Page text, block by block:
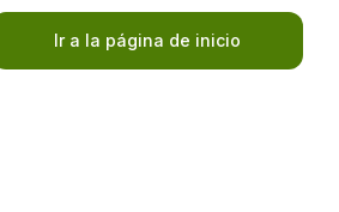
Ir a la página de inicio